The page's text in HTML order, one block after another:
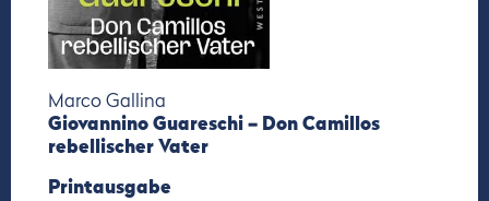
Marco Gallina
Giovannino Guareschi – Don Camillos
rebellischer Vater
Printausgabe